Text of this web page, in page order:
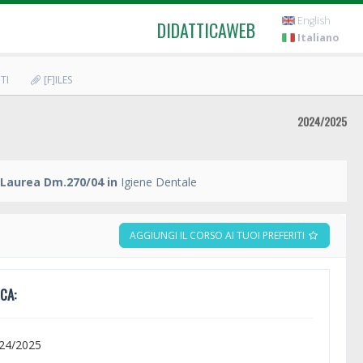
DIDATTICAWEB
English
Italiano
[F]ILES
2024/2025
Dm.270/04 in Igiene Dentale
AGGIUNGI IL CORSO AI TUOI PREFERITI
2025